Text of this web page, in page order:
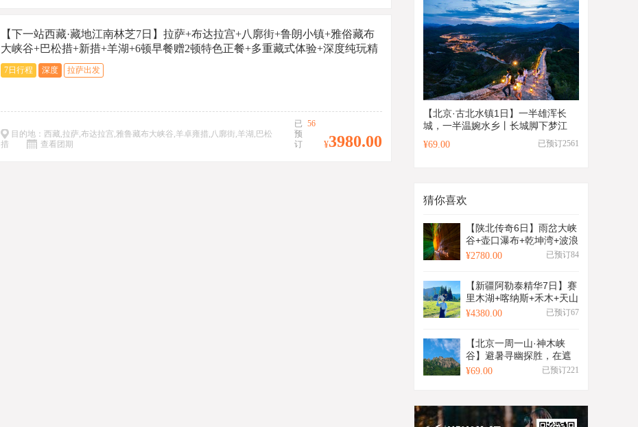
【下一站西藏·藏地江南林芝7日】拉萨+布达拉宫+八廓街+鲁朗小镇+雅俗藏布
大峡谷+巴松措+新措+羊湖+6顿早餐赠2顿特色正餐+多重藏式体验+深度纯玩精
品团
7日行程 深度 拉萨出发
目的地：西藏,拉萨,布达拉宫,雅鲁藏布大峡谷,羊卓雍措,八廓街,羊湖,巴松
措
查看团期
已
预
订
56
¥3980.00
【北京·古北水镇1日】一半雄浑长
城，一半温婉水乡丨长城脚下梦江
南，打卡司马台长城与夜景水舞秀~
¥69.00 已预订2561
猜你喜欢
【陕北传奇6日】雨岔大峡
谷+壶口瀑布+乾坤湾+波浪
谷日落+麻黄梁黄土地质公
+榆林老街+石魂广场+大型
红色舞台剧+景区特色窑洞
住宿+2-8人小包团&8人拼
¥2780.00 已预订84
【新疆阿勒泰精华7日】赛
里木湖+喀纳斯+禾木+天山
天池+阿禾公路+五彩滩+世
人小团
¥4380.00 已预订67
【北京一周一山·神木峡
谷】避暑寻幽探胜，在遮
天蔽日的绿意中，邂逅暮
¥69.00 已预订221